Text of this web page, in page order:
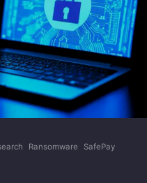
Ransomware SafePay